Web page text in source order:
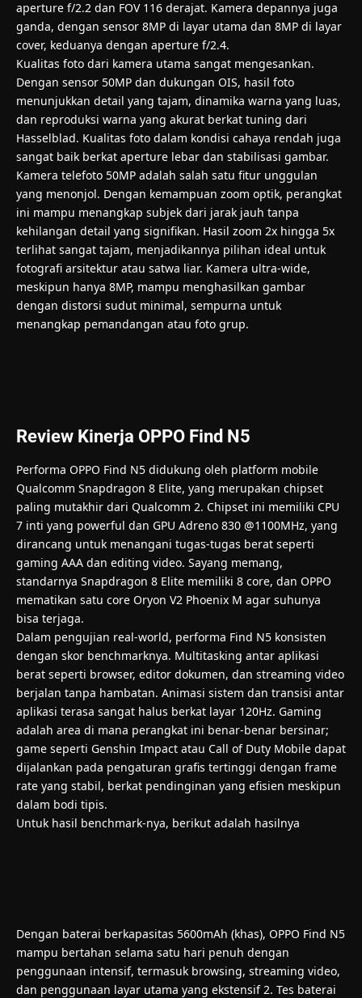
aperture f/2.2 dan FOV 116 derajat. Kamera depannya juga
ganda, dengan sensor 8MP di layar utama dan 8MP di layar
cover, keduanya dengan aperture f/2.4.
Kualitas foto dari kamera utama sangat mengesankan.
Dengan sensor 50MP dan dukungan OIS, hasil foto
menunjukkan detail yang tajam, dinamika warna yang luas,
dan reproduksi warna yang akurat berkat tuning dari
Hasselblad. Kualitas foto dalam kondisi cahaya rendah juga
sangat baik berkat aperture lebar dan stabilisasi gambar.
Kamera telefoto 50MP adalah salah satu fitur unggulan
yang menonjol. Dengan kemampuan zoom optik, perangkat
ini mampu menangkap subjek dari jarak jauh tanpa
kehilangan detail yang signifikan. Hasil zoom 2x hingga 5x
terlihat sangat tajam, menjadikannya pilihan ideal untuk
fotografi arsitektur atau satwa liar. Kamera ultra-wide,
meskipun hanya 8MP, mampu menghasilkan gambar
dengan distorsi sudut minimal, sempurna untuk
menangkap pemandangan atau foto grup.
Review Kinerja OPPO Find N5
Performa OPPO Find N5 didukung oleh platform mobile
Qualcomm Snapdragon 8 Elite, yang merupakan chipset
paling mutakhir dari Qualcomm 2. Chipset ini memiliki CPU
7 inti yang powerful dan GPU Adreno 830 @1100MHz, yang
dirancang untuk menangani tugas-tugas berat seperti
gaming AAA dan editing video. Sayang memang,
standarnya Snapdragon 8 Elite memiliki 8 core, dan OPPO
mematikan satu core Oryon V2 Phoenix M agar suhunya
bisa terjaga.
Dalam pengujian real-world, performa Find N5 konsisten
dengan skor benchmarknya. Multitasking antar aplikasi
berat seperti browser, editor dokumen, dan streaming video
berjalan tanpa hambatan. Animasi sistem dan transisi antar
aplikasi terasa sangat halus berkat layar 120Hz. Gaming
adalah area di mana perangkat ini benar-benar bersinar;
game seperti Genshin Impact atau Call of Duty Mobile dapat
dijalankan pada pengaturan grafis tertinggi dengan frame
rate yang stabil, berkat pendinginan yang efisien meskipun
dalam bodi tipis.
Untuk hasil benchmark-nya, berikut adalah hasilnya
Dengan baterai berkapasitas 5600mAh (khas), OPPO Find N5
mampu bertahan selama satu hari penuh dengan
penggunaan intensif, termasuk browsing, streaming video,
dan penggunaan layar utama yang ekstensif 2. Tes baterai